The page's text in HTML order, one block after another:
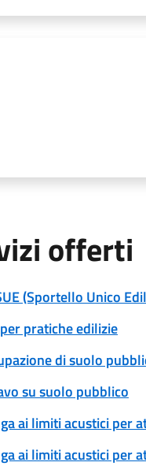
offerti
(Sportello Unico
pratiche edilizie
di suolo
su suolo pubblico
ai limiti acustici per
ai limiti acustici per